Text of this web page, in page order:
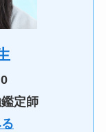
定師